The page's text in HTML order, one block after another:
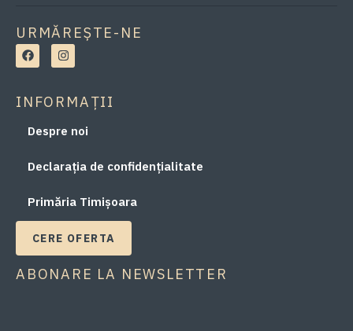
URMĂREȘTE-NE
INFORMAȚII
Despre noi
Declarația de confidențialitate
Primăria Timișoara
CERE OFERTA
ABONARE LA NEWSLETTER